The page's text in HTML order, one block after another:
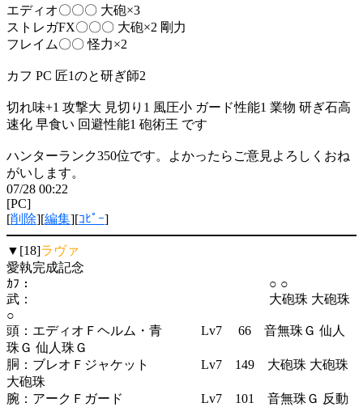
エディオ〇〇〇 大砲×3
ストレガFX〇〇〇 大砲×2 剛力
フレイム〇〇 怪力×2
カフ PC 匠1のと研ぎ師2
切れ味+1 攻撃大 見切り1 風圧小 ガード性能1 業物 研ぎ石高
速化 早食い 回避性能1 砲術王 です
ハンターランク350位です。よかったらご意見よろしくおね
がいします。
07/28 00:22
[PC]
[削除][編集][ｺﾋﾟｰ]
▼[18]ラヴァ
愛執完成記念
ｶﾌ： ○ ○
武： 大砲珠 大砲珠
○
頭：エディオＦヘルム・青 Lv7 66 音無珠Ｇ 仙人
珠Ｇ 仙人珠Ｇ
胴：ブレオＦジャケット Lv7 149 大砲珠 大砲珠
大砲珠
腕：アークＦガード Lv7 101 音無珠Ｇ 反動